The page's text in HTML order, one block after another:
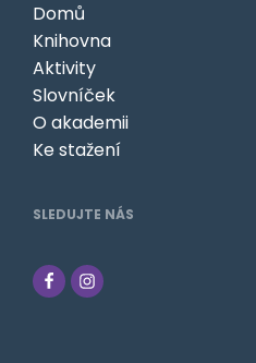
Domů
Knihovna
Aktivity
Slovníček
O akademii
Ke stažení
SLEDUJTE NÁS